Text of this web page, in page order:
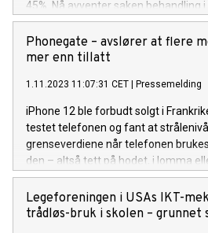
45%. Nå avventer saken behandling
Phonegate – avslører at flere
mer enn tillatt
1.11.2023 11:07:31 CET | Pressemelding
iPhone 12 ble forbudt solgt i
testet telefonen og fant at
grenseverdiene når telefonen
den – altså tett på hodet, i lomma
kroppen. Etter en
igjen i Frankrike, men selges fortsatt
andre land.
Legeforeningen i USAs IKT-
trådløs-bruk i skolen – grunnet